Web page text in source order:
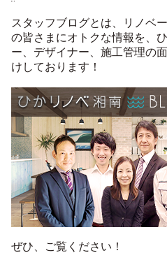
スタッフブログとは、リノベ
の皆さまにオトクな情報を、
ー、デザイナー、施工管理の
けしております！
ぜひ、ご覧ください！